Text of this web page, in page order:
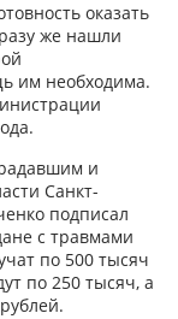
оказать
же нашли
им необходима.
и
Санкт-
подписал
с травмами
по 500 тысяч
по 250 тысяч, а